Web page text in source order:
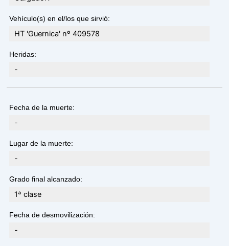
Vehículo(s) en el/los que sirvió:
HT 'Guernica' nº 409578
Heridas:
-
Fecha de la muerte:
-
Lugar de la muerte:
-
Grado final alcanzado:
1ª clase
Fecha de desmovilización:
-